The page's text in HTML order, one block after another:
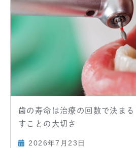
歯の寿命は治療の回数で決ま
すことの大切さ
2026年7月23日